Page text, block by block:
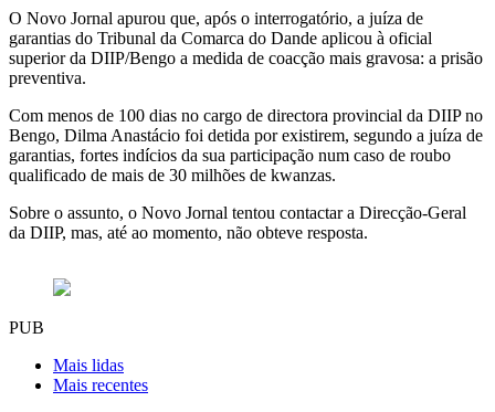
O Novo Jornal apurou que, após o interrogatório, a juíza de
garantias do Tribunal da Comarca do Dande aplicou à oficial
superior da DIIP/Bengo a medida de coacção mais gravosa: a prisão
preventiva.
Com menos de 100 dias no cargo de directora provincial da DIIP no
Bengo, Dilma Anastácio foi detida por existirem, segundo a juíza de
garantias, fortes indícios da sua participação num caso de roubo
qualificado de mais de 30 milhões de kwanzas.
Sobre o assunto, o Novo Jornal tentou contactar a Direcção-Geral
da DIIP, mas, até ao momento, não obteve resposta.
PUB
Mais lidas
Mais recentes